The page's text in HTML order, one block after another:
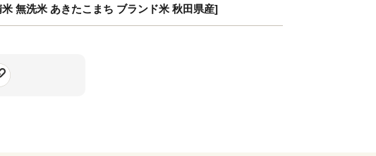
無洗米 あきたこまち ブランド米 秋田県産]